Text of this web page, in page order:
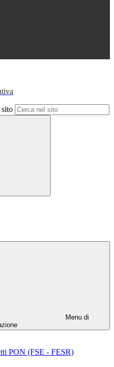
Menu di
PON (FSE - FESR)